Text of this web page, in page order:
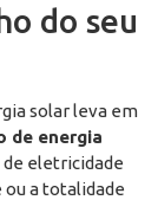
do seu
solar leva em
de energia
de eletricidade
a totalidade